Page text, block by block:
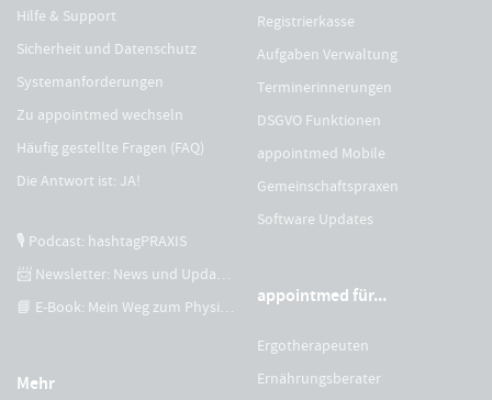
Hilfe & Support
Sicherheit und Datenschutz
Systemanforderungen
Zu appointmed wechseln
Häufig gestellte Fragen (FAQ)
Die Antwort ist: JA!
🎙 Podcast: hashtagPRAXIS
📨 Newsletter: News und Updates
📘 E-Book: Mein Weg zum Physiotherapeuten
Mehr
Registrierkasse
Aufgaben Verwaltung
Terminerinnerungen
DSGVO Funktionen
appointmed Mobile
Gemeinschaftspraxen
Software Updates
appointmed für...
Ergotherapeuten
Ernährungsberater